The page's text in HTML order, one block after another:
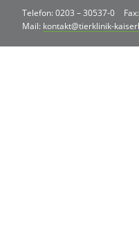
Telefon: 0203 – 30537-0
Mail: kontakt@tierklinik-